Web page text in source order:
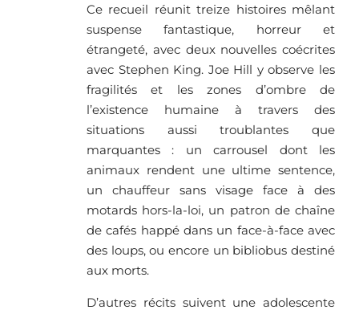
Ce recueil réunit treize histoires mêlant
suspense fantastique, horreur et
étrangeté, avec deux nouvelles coécrites
avec Stephen King. Joe Hill y observe les
fragilités et les zones d’ombre de
l’existence humaine à travers des
situations aussi troublantes que
marquantes : un carrousel dont les
animaux rendent une ultime sentence,
un chauffeur sans visage face à des
motards hors-la-loi, un patron de chaîne
de cafés happé dans un face-à-face avec
des loups, ou encore un bibliobus destiné
aux morts.
D’autres récits suivent une adolescente